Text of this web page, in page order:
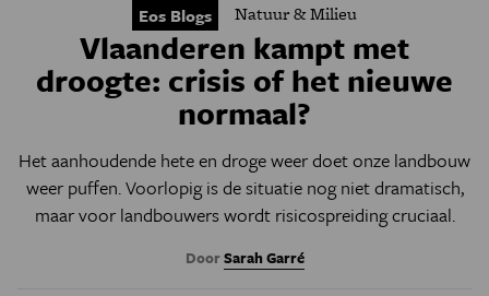
Eos Blogs Natuur & Milieu
Vlaanderen kampt met
droogte: crisis of het nieuwe
normaal?
Het aanhoudende hete en droge weer doet onze landbouw
weer puffen. Voorlopig is de situatie nog niet dramatisch,
maar voor landbouwers wordt risicospreiding cruciaal.
DoorSarah Garré